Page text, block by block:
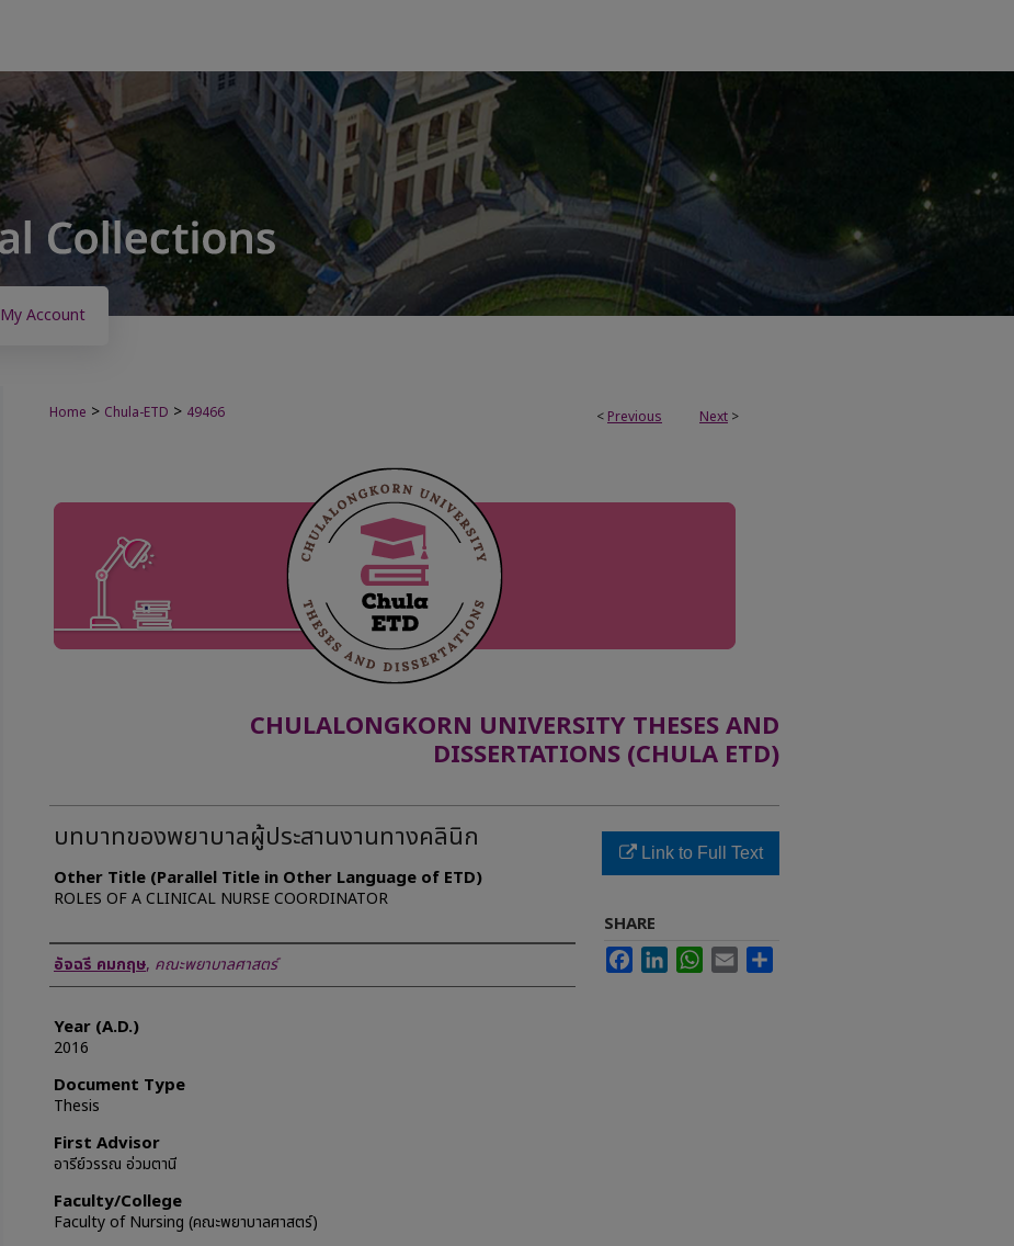
My Account
< Previous Next >
Home > Chula-ETD > 49466
CHULALONGKORN UNIVERSITY THESES AND
DISSERTATIONS (CHULA ETD)
บทบาทของพยาบาลผู้ประสานงานทางคลินิก
Other Title (Parallel Title in Other Language of ETD)
ROLES OF A CLINICAL NURSE COORDINATOR
Author
อัจฉรี คมกฤษ, คณะพยาบาลศาสตร์
Year (A.D.)
2016
Document Type
Thesis
First Advisor
อารีย์วรรณ อ่วมตานี
Faculty/College
Faculty of Nursing (คณะพยาบาลศาสตร์)
Link to Full Text
SHARE
FacebookLinkedInWhatsApp
Email